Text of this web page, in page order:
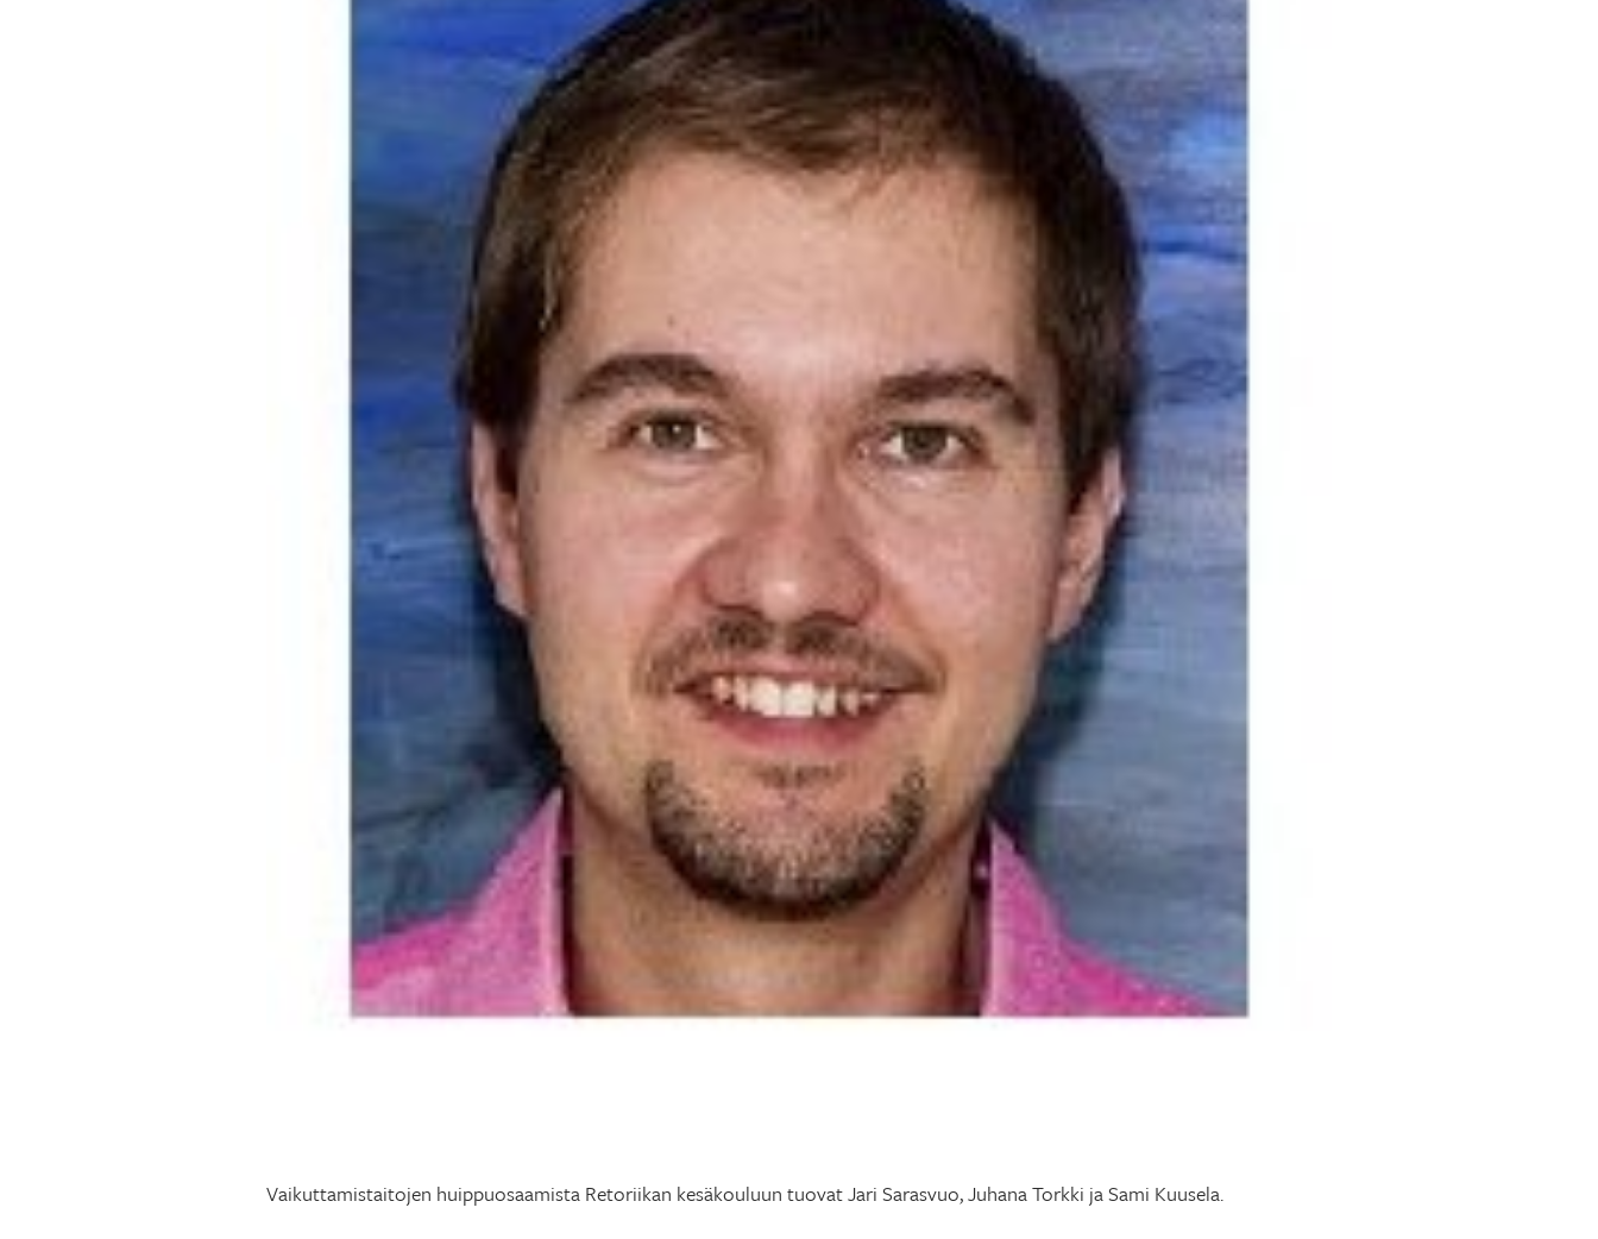
Vaikuttamistaitojen huippuosaamista Retoriikan kesäkouluun tuovat Jari Sarasvuo, Juhana Torkki ja Sami Kuusela.